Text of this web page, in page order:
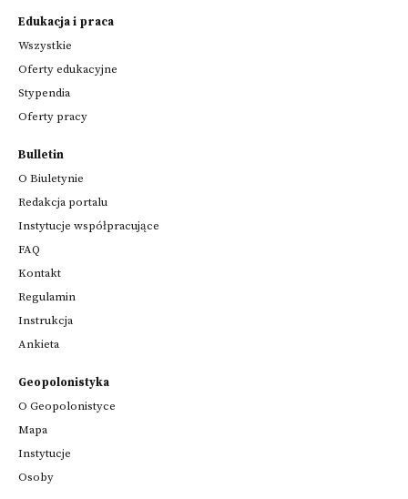
Edukacja i praca
Wszystkie
Oferty edukacyjne
Stypendia
Oferty pracy
Bulletin
O Biuletynie
Redakcja portalu
Instytucje współpracujące
FAQ
Kontakt
Regulamin
Instrukcja
Ankieta
Geopolonistyka
O Geopolonistyce
Mapa
Instytucje
Osoby